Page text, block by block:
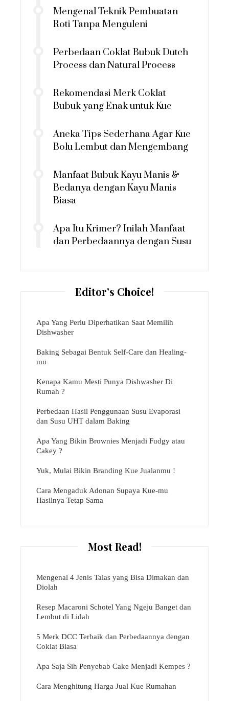
Mengenal Teknik Pembuatan
Roti Tanpa Menguleni
Perbedaan Coklat Bubuk Dutch
Process dan Natural Process
Rekomendasi Merk Coklat
Bubuk yang Enak untuk Kue
Aneka Tips Sederhana Agar Kue
Bolu Lembut dan Mengembang
Manfaat Bubuk Kayu Manis &
Bedanya dengan Kayu Manis
Biasa
Apa Itu Krimer? Inilah Manfaat
dan Perbedaannya dengan Susu
Editor’s Choice!
Apa Yang Perlu Diperhatikan Saat Memilih
Dishwasher
Baking Sebagai Bentuk Self-Care dan Healing-
mu
Kenapa Kamu Mesti Punya Dishwasher Di
Rumah ?
Perbedaan Hasil Penggunaan Susu Evaporasi
dan Susu UHT dalam Baking
Apa Yang Bikin Brownies Menjadi Fudgy atau
Cakey ?
Yuk, Mulai Bikin Branding Kue Jualanmu !
Cara Mengaduk Adonan Supaya Kue-mu
Hasilnya Tetap Sama
Most Read!
Mengenal 4 Jenis Talas yang Bisa Dimakan dan
Diolah
Resep Macaroni Schotel Yang Ngeju Banget dan
Lembut di Lidah
5 Merk DCC Terbaik dan Perbedaannya dengan
Coklat Biasa
Apa Saja Sih Penyebab Cake Menjadi Kempes ?
Cara Menghitung Harga Jual Kue Rumahan